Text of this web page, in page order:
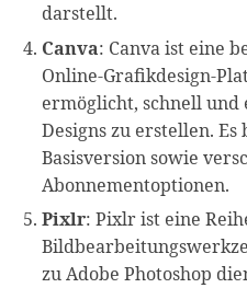
darstellt.
Canva: Canva ist eine
Online-Grafikdesign-
ermöglicht, schnell und
Designs zu erstellen.
Basisversion sowie
Abonnementoptionen.
Pixlr: Pixlr ist eine
zu Adobe Photoshop